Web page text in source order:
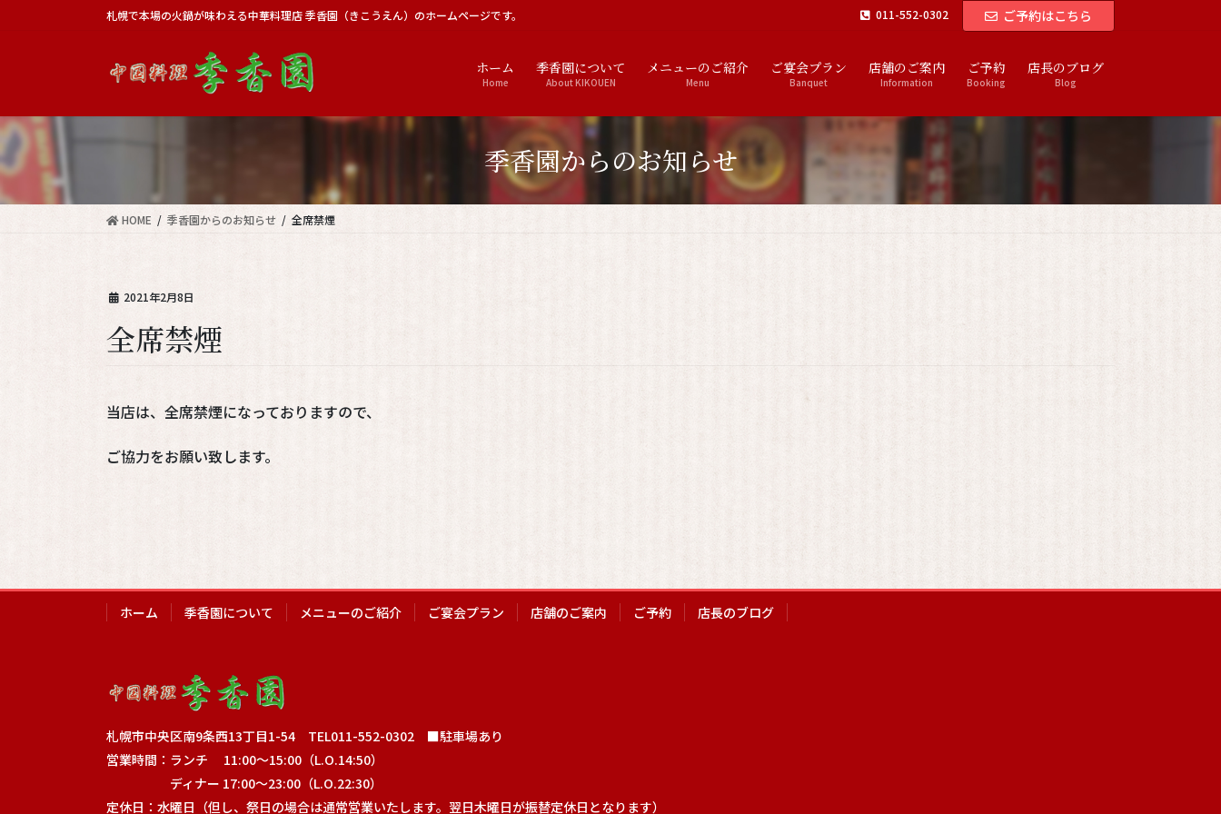
に
移
動
ョ
ン
に
移
動
札幌で本場の火鍋が味わえる中華料理店 季香園（きこうえん）のホームページです。 011-552-0302 ご予約はこちら
ホーム
Home
季香園について
About KIKOUEN
メニューのご紹介
Menu
ご宴会プラン
Banquet
店舗のご案内
Information
ご予約
Booking
店長のブログ
Blog
季香園からのお知らせ
HOME 季香園からのお知らせ 全席禁煙
2021年2月8日
全席禁煙
当店は、全席禁煙になっておりますので、
ご協力をお願い致します。
ホーム 季香園について メニューのご紹介 ご宴会プラン 店舗のご案内 ご予約 店長のブログ
札幌市中央区南9条西13丁目1-54 TEL011-552-0302 ■駐車場あり
営業時間：ランチ 11:00～15:00（L.O.14:50）
ディナー 17:00～23:00（L.O.22:30）
定休日：水曜日（但し、祭日の場合は通常営業いたします。翌日木曜日が振替定休日となります）